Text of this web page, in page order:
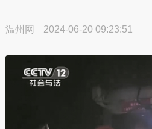
温州网 2024-06-20 09:23:51